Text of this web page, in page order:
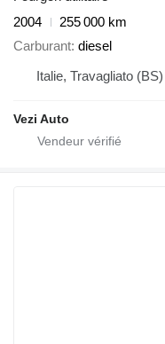
2004
255 000 km
Carburant diesel
Italie, Travagliato (BS)
Vezi Auto